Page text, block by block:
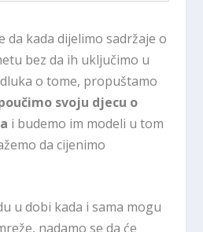
da kada dijelimo sadržaje o
bez da ih uključimo u
o tome, propuštamo
svoju djecu o
i budemo im modeli u tom
da cijenimo
u dobi kada i sama mogu
nadamo se da će